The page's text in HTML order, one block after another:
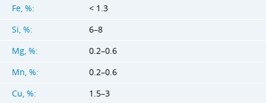
Fe, %:
< 1.3
Si, %:
6–8
Mg, %:
0.2–0.6
Mn, %:
0.2–0.6
Cu, %:
1.5–3